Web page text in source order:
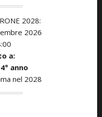
2028:
2026
a:
4° anno
nel 2028